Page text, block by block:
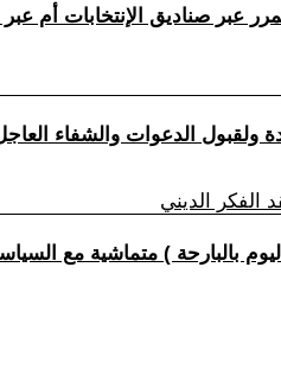
الفكر الديني